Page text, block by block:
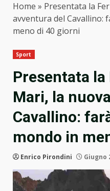
Home » Presentata la
avventura del Cavallino:
meno di 40 giorni
Sport
Presentata
Mari, la
Cavallino:
mondo in
Enrico Pirondini Giugno